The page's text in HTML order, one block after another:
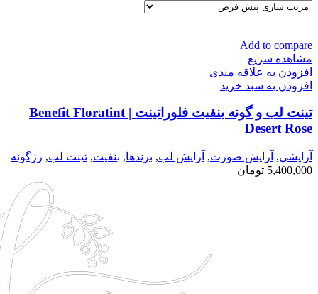
Add to compare
مشاهده سریع
افزودن به علاقه مندی
افزودن به سبد خرید
تینت لب و گونه بنفیت فلوراتینت | Benefit Floratint
Desert Rose
آرایشی, آرايش صورت, آرايش لب, برندها, بنفيت, تینت لب, رژگونه
5,400,000 تومان